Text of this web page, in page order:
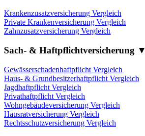
Krankenzusatzversicherung Vergleich
Private Krankenversicherung Vergleich
Zahnzusatzversicherung Vergleich
Sach- & Haftpflichtversicherung ▼
Gewässerschadenhaftpflicht Vergleich
Haus- & Grundbesitzerhaftpflicht Vergleich
Jagdhaftpflicht Vergleich
Privathaftpflicht Vergleich
Wohngebäudeversicherung Vergleich
Hausratversicherung Vergleich
Rechtsschutzversicherung Vergleich